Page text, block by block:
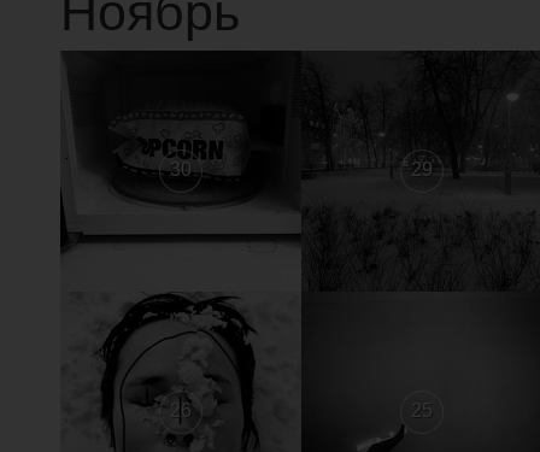
Ноябрь
30 29
26 25